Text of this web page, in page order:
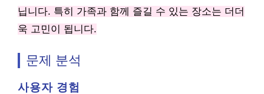
닙니다. 특히 가족과 함께 즐길 수 있는 장소는 더더
욱 고민이 됩니다.
문제 분석
사용자 경험